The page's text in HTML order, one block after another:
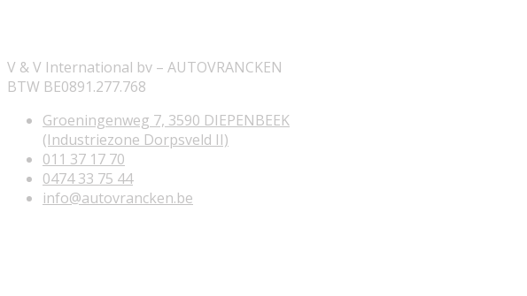
V & V International bv – AUTOVRANCKEN
BTW BE0891.277.768
Groeningenweg 7, 3590 DIEPENBEEK
(Industriezone Dorpsveld II)
011 37 17 70
0474 33 75 44
info@autovrancken.be